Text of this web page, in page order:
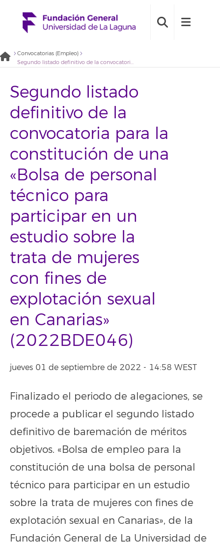
Convocatorias (Empleo)
Segundo listado definitivo de la convocatoria para la constitución de una «Bolsa de personal técnico para participar en un estudio sobre la trata de mujeres con fines de explotación sexual en Canarias» (2022BDE046)
Segundo listado
definitivo de la
convocatoria para la
constitución de una
«Bolsa de personal
técnico para
participar en un
estudio sobre la
trata de mujeres
con fines de
explotación sexual
en Canarias»
(2022BDE046)
jueves 01 de septiembre de 2022 - 14:58 WEST
Finalizado el periodo de alegaciones, se
procede a publicar el segundo listado
definitivo de baremación de méritos
objetivos. «Bolsa de empleo para la
constitución de una bolsa de personal
técnico para participar en un estudio
sobre la trata de mujeres con fines de
explotación sexual en Canarias», de la
Fundación General de La Universidad de